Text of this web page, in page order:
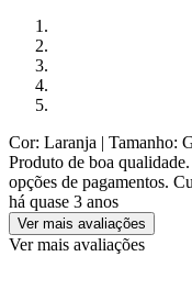
Cor: Laranja | Tamanho:
Produto de boa
opções de pagamentos.
há quase 3 anos
Ver mais avaliações
Ver mais avaliações